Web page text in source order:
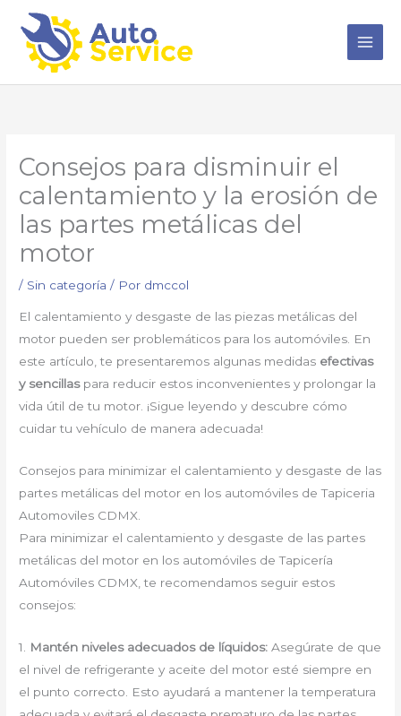
contenido
Consejos para disminuir el
calentamiento y la erosión de
las partes metálicas del
motor
/ Sin categoría / Por dmccol
El calentamiento y desgaste de las piezas metálicas del
motor pueden ser problemáticos para los automóviles. En
este artículo, te presentaremos algunas medidas efectivas
y sencillaspara reducir estos inconvenientes y prolongar la
vida útil de tu motor. ¡Sigue leyendo y descubre cómo
cuidar tu vehículo de manera adecuada!
Consejos para minimizar el calentamiento y desgaste de las
partes metálicas del motor en los automóviles de Tapiceria
Automoviles CDMX.
Para minimizar el calentamiento y desgaste de las partes
metálicas del motor en los automóviles de Tapicería
Automóviles CDMX, te recomendamos seguir estos
consejos:
1. Mantén niveles adecuados de líquidos: Asegúrate de que
el nivel de refrigerante y aceite del motor esté siempre en
el punto correcto. Esto ayudará a mantener la temperatura